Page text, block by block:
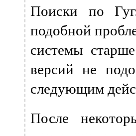
Поиски по
подобной
системы
версий не
следующим
После